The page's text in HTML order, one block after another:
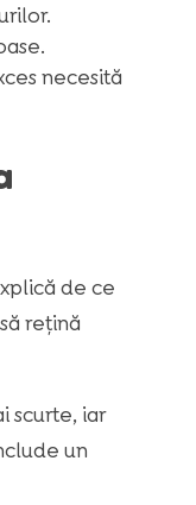
necesită
de ce
rețină
scurte, iar
un